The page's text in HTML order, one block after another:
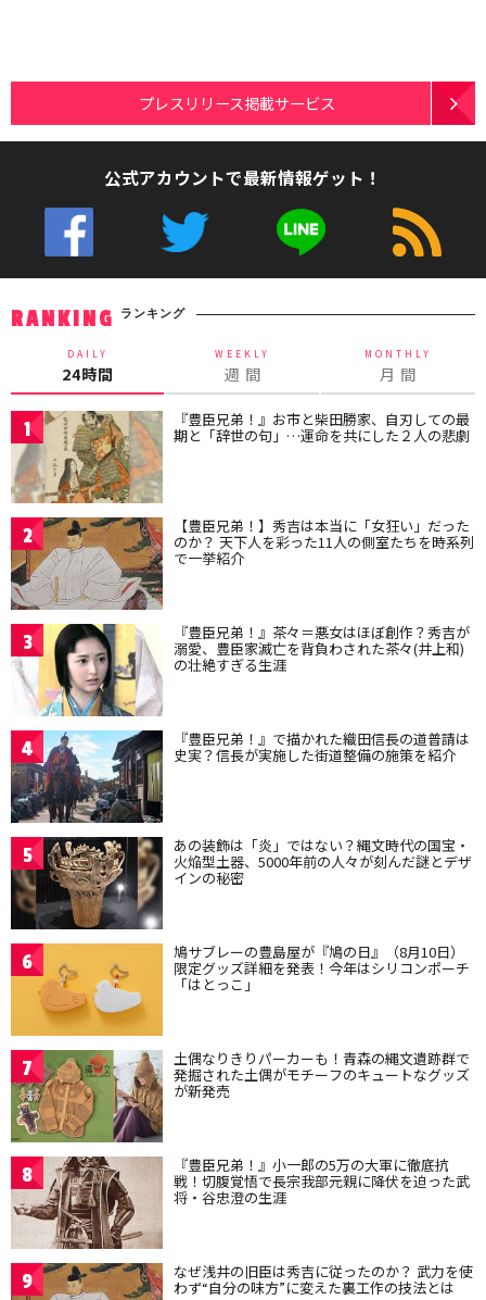
プレスリリース掲載サービス
公式アカウントで最新情報ゲット！
RANKING ランキング
DAILY
24時間
WEEKLY
週 間
MONTHLY
月 間
1 『豊臣兄弟！』お市と柴田勝家、自刃しての最
期と「辞世の句」…運命を共にした２人の悲劇
2 【豊臣兄弟！】秀吉は本当に「女狂い」だった
のか？ 天下人を彩った11人の側室たちを時系列
で一挙紹介
3 『豊臣兄弟！』茶々＝悪女はほぼ創作？秀吉が
溺愛、豊臣家滅亡を背負わされた茶々(井上和)
の壮絶すぎる生涯
4 『豊臣兄弟！』で描かれた織田信長の道普請は
史実？信長が実施した街道整備の施策を紹介
5 あの装飾は「炎」ではない？縄文時代の国宝・
火焔型土器、5000年前の人々が刻んだ謎とデザ
インの秘密
6 鳩サブレーの豊島屋が『鳩の日』（8月10日）
限定グッズ詳細を発表！今年はシリコンポーチ
「はとっこ」
7 土偶なりきりパーカーも！青森の縄文遺跡群で
発掘された土偶がモチーフのキュートなグッズ
が新発売
8 『豊臣兄弟！』小一郎の5万の大軍に徹底抗
戦！切腹覚悟で長宗我部元親に降伏を迫った武
将・谷忠澄の生涯
9 なぜ浅井の旧臣は秀吉に従ったのか？ 武力を使
わず“自分の味方”に変えた裏工作の技法とは